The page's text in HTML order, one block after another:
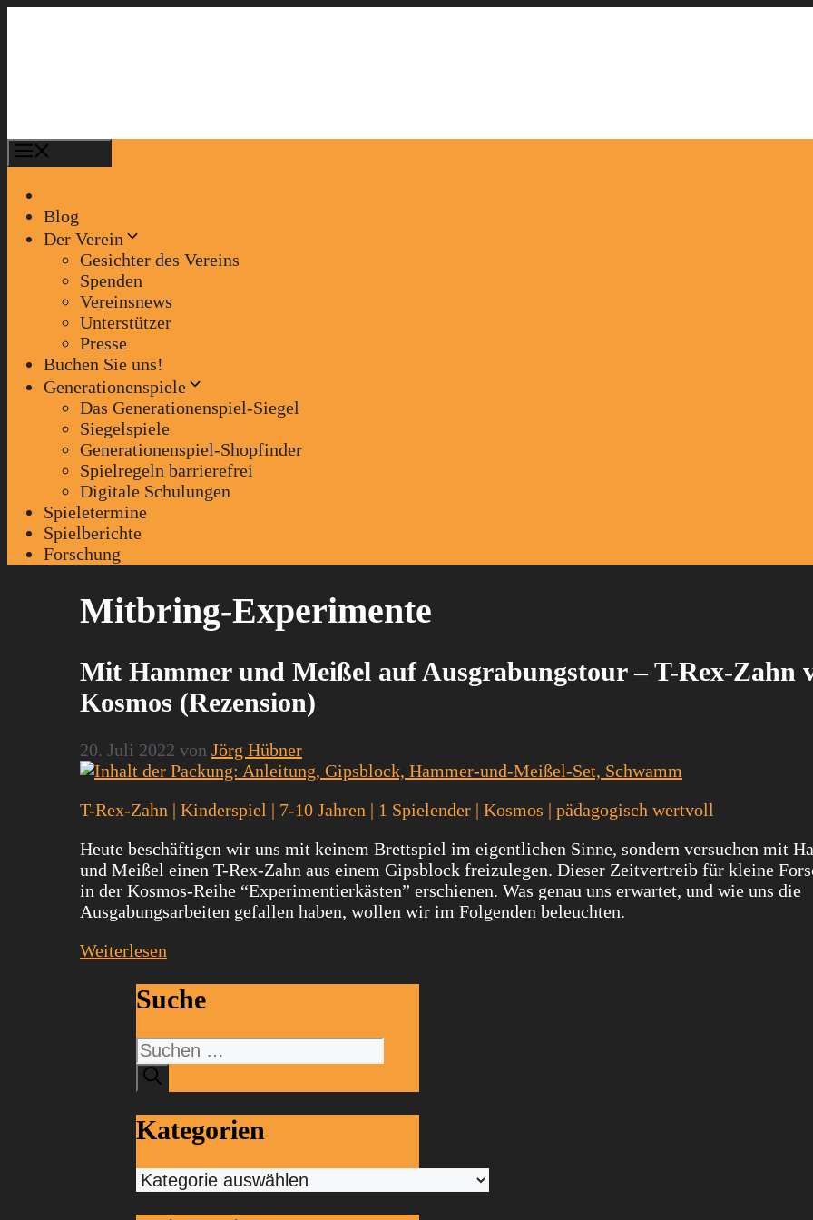
Blog
Der Verein
Gesichter des Vereins
Spenden
Vereinsnews
Unterstützer
Presse
Buchen Sie uns!
Generationenspiele
Das Generationenspiel-Siegel
Siegelspiele
Generationenspiel-Shopfinder
Spielregeln barrierefrei
Digitale Schulungen
Spieletermine
Spielberichte
Forschung
Mitbring-Experimente
Mit Hammer und Meißel auf Ausgrabungstour – T-Rex-Zahn
Kosmos (Rezension)
20. Juli 2022 von Jörg Hübner
T-Rex-Zahn | Kinderspiel | 7-10 Jahren | 1 Spielender | Kosmos | pädagogisch wertvoll
Heute beschäftigen wir uns mit keinem Brettspiel im eigentlichen Sinne, sondern versuchen mit
und Meißel einen T-Rex-Zahn aus einem Gipsblock freizulegen. Dieser Zeitvertreib für kleine
in der Kosmos-Reihe “Experimentierkästen” erschienen. Was genau uns erwartet, und wie uns die
Ausgabungsarbeiten gefallen haben, wollen wir im Folgenden beleuchten.
Weiterlesen
Suche
Suchen
nach:
Kategorien
Kategorien